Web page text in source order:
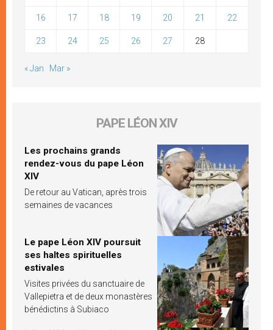
16 17 18 19 20 21 22
23 24 25 26 27 28
« Jan Mar »
PAPE LÉON XIV
Les prochains grands
rendez-vous du pape Léon
XIV
De retour au Vatican, après trois
semaines de vacances
Le pape Léon XIV poursuit
ses haltes spirituelles
estivales
Visites privées du sanctuaire de
Vallepietra et de deux monastères
bénédictins à Subiaco